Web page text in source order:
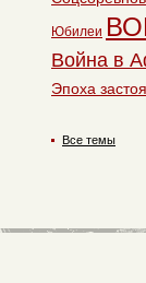
Юбилеи
Война в
Эпоха застоя
Все темы